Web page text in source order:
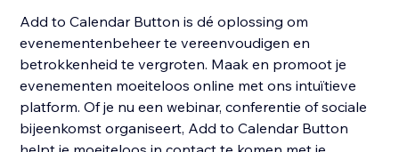
Add to Calendar Button is dé oplossing om
evenementenbeheer te vereenvoudigen en
betrokkenheid te vergroten. Maak en promoot je
evenementen moeiteloos online met ons intuïtieve
platform. Of je nu een webinar, conferentie of sociale
bijeenkomst organiseert, Add to Calendar Button